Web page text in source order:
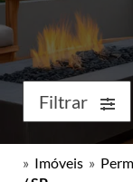
Filtrar
» Imóveis »